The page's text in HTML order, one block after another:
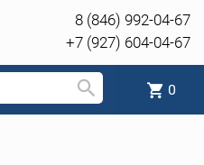
8 (846) 992-04-67
+7 (927) 604-04-67
0